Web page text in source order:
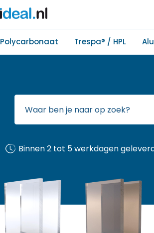
Polycarbonaat Trespa® / HPL
Binnen 2 tot 5 werkdagen